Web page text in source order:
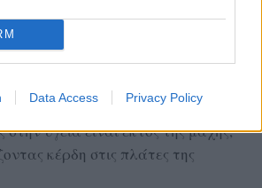
Data Access Privacy Policy
η δημιουργική λογιστική της
ο Νάσος Ηλιόπουλος.
ότι ακόμα και τώρα ο
στην υγεία είναι εκτός της μάχης,
κέρδη στις πλάτες της